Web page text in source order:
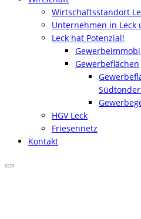
Wirtschaftsstandort
Unternehmen in Leck
Leck hat Potenzial!
Gewerbeflächen
HGV Leck
Friesennetz
Kontakt